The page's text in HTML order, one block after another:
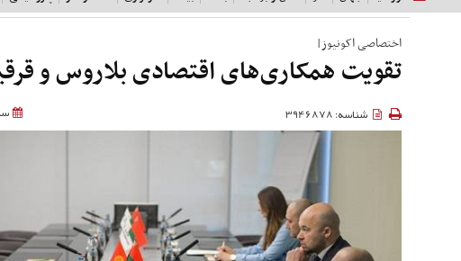
اختصاصی اکونیوز|
تقویت همکاری‌های اقتصادی بلاروس و
سه شناسه: 3946878